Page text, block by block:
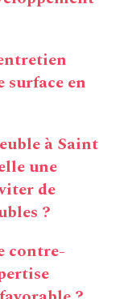
surface en
à Saint
une
de
?
contre-